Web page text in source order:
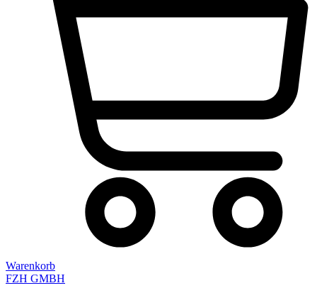
Warenkorb
FZH GMBH